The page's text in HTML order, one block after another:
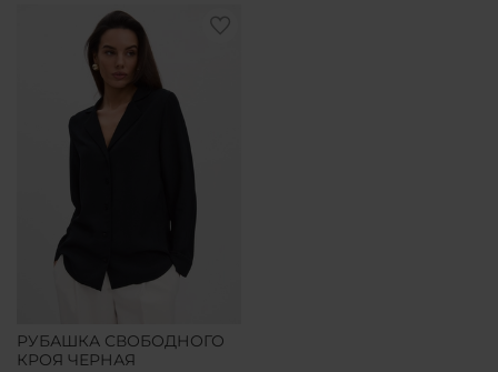
РУБАШКА СВОБОДНОГО
КРОЯ ЧЕРНАЯ